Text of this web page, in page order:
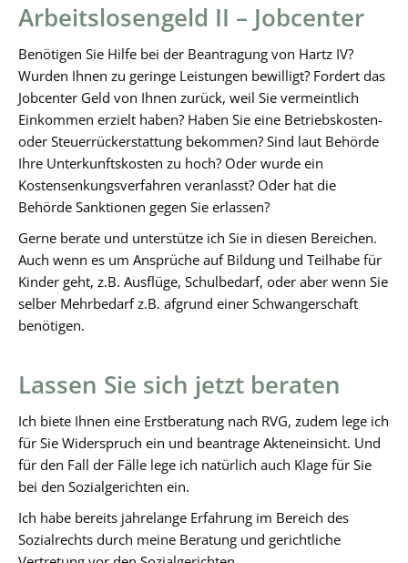
Arbeitslosengeld II – Jobcenter
Benötigen Sie Hilfe bei der Beantragung von Hartz IV?
Wurden Ihnen zu geringe Leistungen bewilligt? Fordert das
Jobcenter Geld von Ihnen zurück, weil Sie vermeintlich
Einkommen erzielt haben? Haben Sie eine Betriebskosten-
oder Steuerrückerstattung bekommen? Sind laut Behörde
Ihre Unterkunftskosten zu hoch? Oder wurde ein
Kostensenkungsverfahren veranlasst? Oder hat die
Behörde Sanktionen gegen Sie erlassen?
Gerne berate und unterstütze ich Sie in diesen Bereichen.
Auch wenn es um Ansprüche auf Bildung und Teilhabe für
Kinder geht, z.B. Ausflüge, Schulbedarf, oder aber wenn Sie
selber Mehrbedarf z.B. afgrund einer Schwangerschaft
benötigen.
Lassen Sie sich jetzt beraten
Ich biete Ihnen eine Erstberatung nach RVG, zudem lege ich
für Sie Widerspruch ein und beantrage Akteneinsicht. Und
für den Fall der Fälle lege ich natürlich auch Klage für Sie
bei den Sozialgerichten ein.
Ich habe bereits jahrelange Erfahrung im Bereich des
Sozialrechts durch meine Beratung und gerichtliche